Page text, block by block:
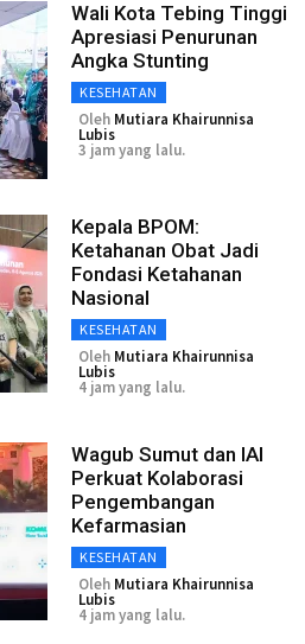
Wali Kota Tebing Tinggi
Apresiasi Penurunan
Angka Stunting
KESEHATAN
Oleh Mutiara Khairunnisa
Lubis
3 jam yang lalu.
Kepala BPOM:
Ketahanan Obat Jadi
Fondasi Ketahanan
Nasional
KESEHATAN
Oleh Mutiara Khairunnisa
Lubis
4 jam yang lalu.
Wagub Sumut dan IAI
Perkuat Kolaborasi
Pengembangan
Kefarmasian
KESEHATAN
Oleh Mutiara Khairunnisa
Lubis
4 jam yang lalu.